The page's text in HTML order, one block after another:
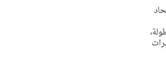
البطولة،
خبرات